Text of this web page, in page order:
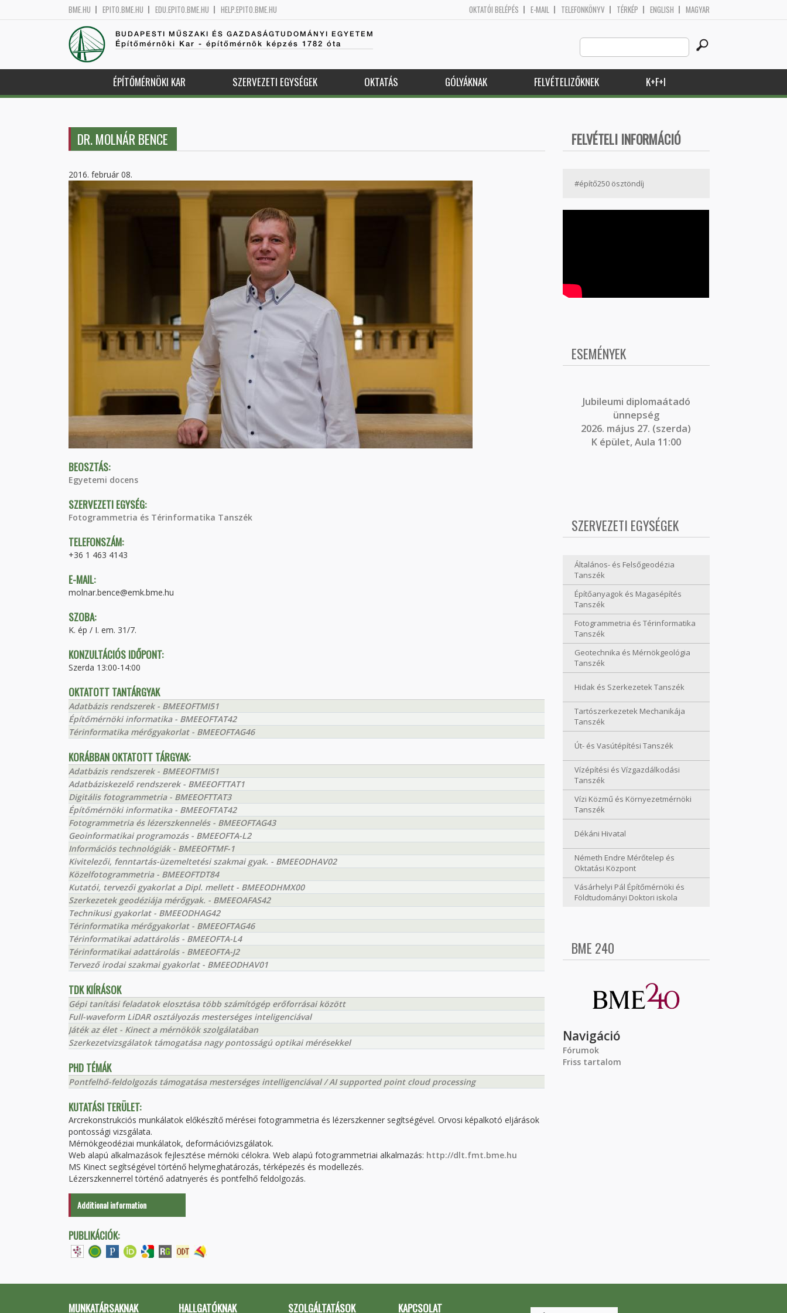
BME.HU EPITO.BME.HU EDU.EPITO.BME.HU HELP.EPITO.BME.HU OKTATÓI BELÉPÉS E-MAIL TELEFONKÖNYV TÉRKÉP ENGLISH MAGYAR
BUDAPESTI MŰSZAKI ÉS GAZDASÁGTUDOMÁNYI EGYETEM
Építőmérnöki Kar - építőmérnök képzés 1782 óta
Search
this
site
ÉPÍTŐMÉRNÖKI KAR SZERVEZETI EGYSÉGEK OKTATÁS GÓLYÁKNAK FELVÉTELIZŐKNEK K+F+I
DR. MOLNÁR BENCE
2016. február 08.
BEOSZTÁS:
Egyetemi docens
SZERVEZETI EGYSÉG:
Fotogrammetria és Térinformatika Tanszék
TELEFONSZÁM:
+36 1 463 4143
E-MAIL:
molnar.bence@emk.bme.hu
SZOBA:
K. ép / I. em. 31/7.
KONZULTÁCIÓS IDŐPONT:
Szerda 13:00-14:00
OKTATOTT TANTÁRGYAK
Adatbázis rendszerek - BMEEOFTMI51
Építőmérnöki informatika - BMEEOFTAT42
Térinformatika mérőgyakorlat - BMEEOFTAG46
KORÁBBAN OKTATOTT TÁRGYAK:
Adatbázis rendszerek - BMEEOFTMI51
Adatbáziskezelő rendszerek - BMEEOFTTAT1
Digitális fotogrammetria - BMEEOFTTAT3
Építőmérnöki informatika - BMEEOFTAT42
Fotogrammetria és lézerszkennelés - BMEEOFTAG43
Geoinformatikai programozás - BMEEOFTA-L2
Információs technológiák - BMEEOFTMF-1
Kivitelezői, fenntartás-üzemeltetési szakmai gyak. - BMEEODHAV02
Közelfotogrammetria - BMEEOFTDT84
Kutatói, tervezői gyakorlat a Dipl. mellett - BMEEODHMX00
Szerkezetek geodéziája mérőgyak. - BMEEOAFAS42
Technikusi gyakorlat - BMEEODHAG42
Térinformatika mérőgyakorlat - BMEEOFTAG46
Térinformatikai adattárolás - BMEEOFTA-L4
Térinformatikai adattárolás - BMEEOFTA-J2
Tervező irodai szakmai gyakorlat - BMEEODHAV01
TDK KIÍRÁSOK
Gépi tanítási feladatok elosztása több számítógép erőforrásai között
Full-waveform LiDAR osztályozás mesterséges inteligenciával
Játék az élet - Kinect a mérnökök szolgálatában
Szerkezetvizsgálatok támogatása nagy pontosságú optikai mérésekkel
PHD TÉMÁK
Pontfelhő-feldolgozás támogatása mesterséges intelligenciával / AI supported point cloud processing
KUTATÁSI TERÜLET:
Arcrekonstrukciós munkálatok előkészítő mérései fotogrammetria és lézerszkenner segítségével. Orvosi képalkotó eljárások
pontossági vizsgálata.
Mérnökgeodéziai munkálatok, deformációvizsgálatok.
Web alapú alkalmazások fejlesztése mérnöki célokra. Web alapú fotogrammetriai alkalmazás: http://dlt.fmt.bme.hu
MS Kinect segítségével történő helymeghatározás, térképezés és modellezés.
Lézerszkennerrel történő adatnyerés és pontfelhő feldolgozás.
Additional information
PUBLIKÁCIÓK:
FELVÉTELI INFORMÁCIÓ
#építő250 ösztöndíj
ESEMÉNYEK
Jubileumi diplomaátadó
ünnepség
2026. május 27. (szerda)
K épület, Aula 11:00
SZERVEZETI EGYSÉGEK
Általános- és Felsőgeodézia
Tanszék
Építőanyagok és Magasépítés
Tanszék
Fotogrammetria és Térinformatika
Tanszék
Geotechnika és Mérnökgeológia
Tanszék
Hidak és Szerkezetek Tanszék
Tartószerkezetek Mechanikája
Tanszék
Út- és Vasútépítési Tanszék
Vízépítési és Vízgazdálkodási
Tanszék
Vízi Közmű és Környezetmérnöki
Tanszék
Dékáni Hivatal
Németh Endre Mérőtelep és
Oktatási Központ
Vásárhelyi Pál Építőmérnöki és
Földtudományi Doktori iskola
BME 240
Navigáció
Fórumok
Friss tartalom
MUNKATÁRSAKNAK HALLGATÓKNAK SZOLGÁLTATÁSOK KAPCSOLAT